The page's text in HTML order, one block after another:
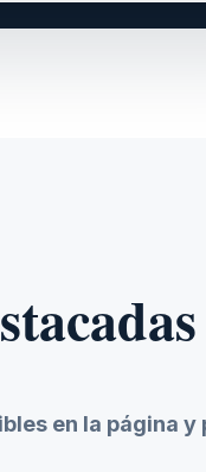
en la página